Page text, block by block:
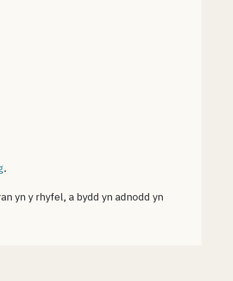
.
yn y rhyfel, a bydd yn adnodd yn